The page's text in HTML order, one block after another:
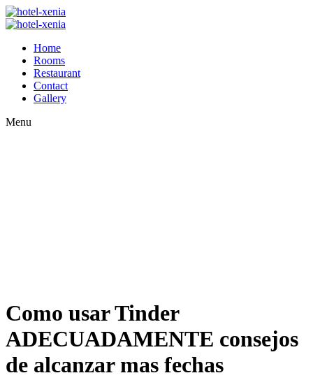
Home
Rooms
Restaurant
Contact
Gallery
Menu
Como usar Tinder
ADECUADAMENTE consejos
de alcanzar mas fechas